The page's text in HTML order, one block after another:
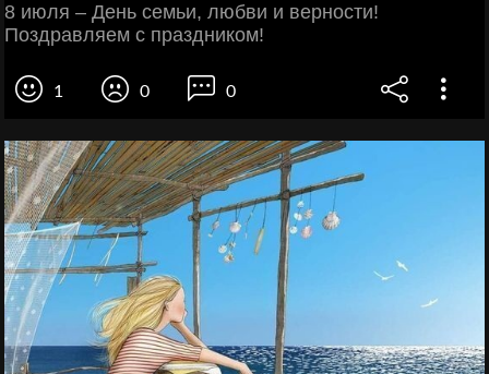
8 июля – День семьи, любви и верности!
Поздравляем с праздником!
1 0 0